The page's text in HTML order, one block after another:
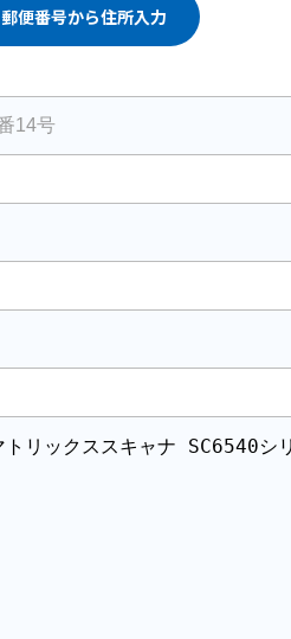
郵便番号から住所入力